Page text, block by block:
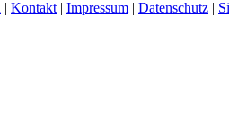
| Kontakt | Impressum | Datenschutz |